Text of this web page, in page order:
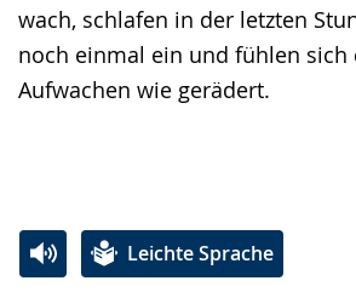
wach, schlafen in der letzten
noch einmal ein und fühlen sich
Aufwachen wie gerädert.
Leichte Sprache